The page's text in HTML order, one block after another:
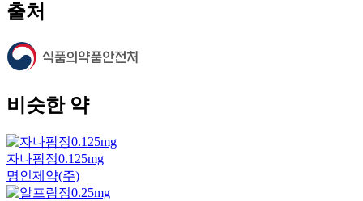
출처
비슷한 약
자나팜정0.125mg
명인제약(주)